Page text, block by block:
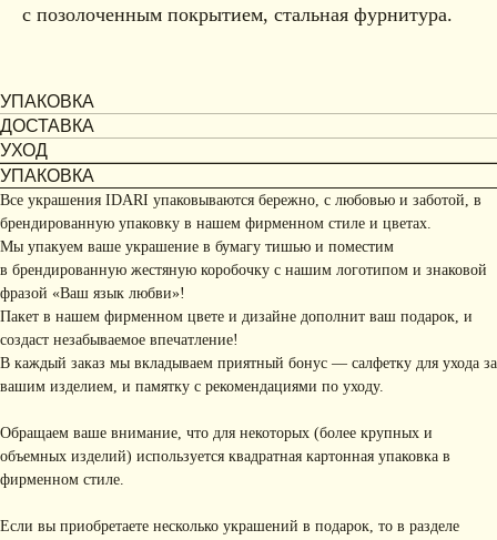
с позолоченным покрытием, стальная фурнитура.
УПАКОВКА
ДОСТАВКА
УХОД
УПАКОВКА
Все украшения IDARI упаковываются бережно, с любовью и заботой, в
брендированную упаковку в нашем фирменном стиле и цветах.
Мы упакуем ваше украшение в бумагу тишью и поместим
в брендированную жестяную коробочку с нашим логотипом и знаковой
фразой «Ваш язык любви»!
Пакет в нашем фирменном цвете и дизайне дополнит ваш подарок, и
создаст незабываемое впечатление!
В каждый заказ мы вкладываем приятный бонус — салфетку для ухода за
вашим изделием, и памятку с рекомендациями по уходу.
Обращаем ваше внимание, что для некоторых (более крупных и
объемных изделий) используется квадратная картонная упаковка в
фирменном стиле.
Если вы приобретаете несколько украшений в подарок, то в разделе